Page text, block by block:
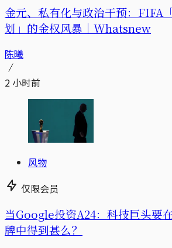
金元、私有化与政治干预：FIFA
划」的金权风暴｜Whatsnew
陈曦
2 小时前
风物
仅限会员
当Google投资A24：科技巨头
牌中得到甚么？